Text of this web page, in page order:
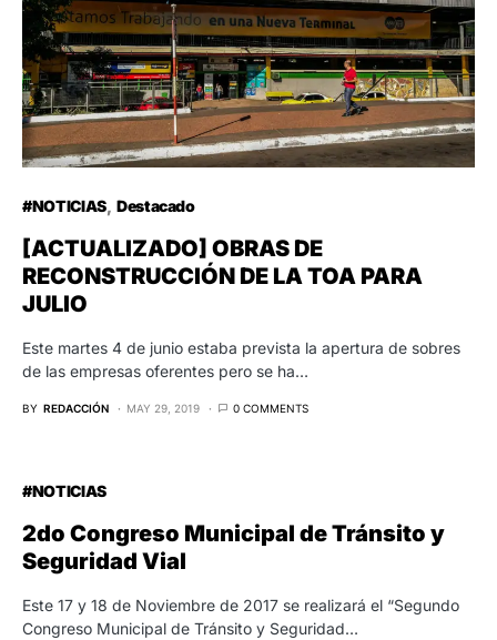
#NOTICIAS Destacado
[ACTUALIZADO] OBRAS DE
RECONSTRUCCIÓN DE LA TOA PARA
JULIO
Este martes 4 de junio estaba prevista la apertura de sobres
de las empresas oferentes pero se ha…
BY REDACCIÓN MAY 29, 2019 0 COMMENTS
#NOTICIAS
2do Congreso Municipal de Tránsito y
Seguridad Vial
Este 17 y 18 de Noviembre de 2017 se realizará el “Segundo
Congreso Municipal de Tránsito y Seguridad…